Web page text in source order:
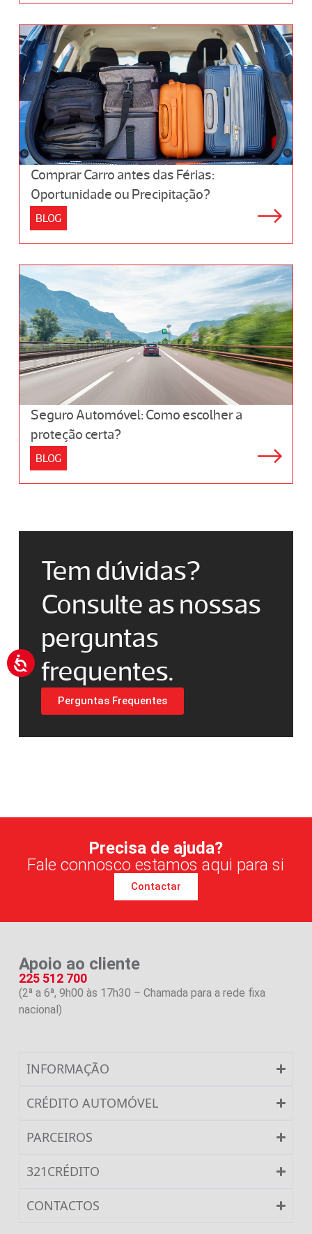
Comprar Carro antes das Férias:
Oportunidade ou Precipitação?
BLOG
Seguro Automóvel: Como escolher a
proteção certa?
BLOG
Tem dúvidas?
Consulte as nossas
perguntas
frequentes.
Perguntas Frequentes
Precisa de ajuda?
Fale connosco estamos aqui para si
Contactar
Apoio ao cliente
225 512 700
(2ª a 6ª, 9h00 às 17h30 – Chamada para a rede fixa
nacional)
INFORMAÇÃO
CRÉDITO AUTOMÓVEL
PARCEIROS
321CRÉDITO
CONTACTOS